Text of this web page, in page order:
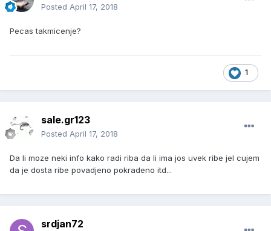
Posted April 17, 2018
Pecas takmicenje?
1
sale.gr123
Posted April 17, 2018
Da li moze neki info kako radi riba da li ima jos uvek ribe jel cujem
da je dosta ribe povadjeno pokradeno itd...
srdjan72